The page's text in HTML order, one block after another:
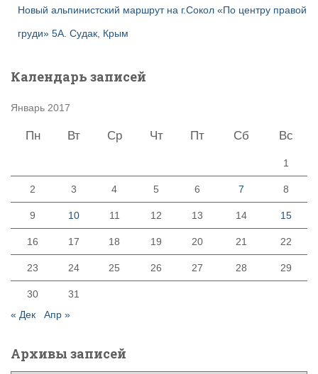
Новый альпинистский маршрут на г.Сокол «По центру правой
груди» 5А. Судак, Крым
Календарь записей
Январь 2017
Пн Вт Ср Чт Пт Сб Вс
1
2 3 4 5 6 7 8
9 10 11 12 13 14 15
16 17 18 19 20 21 22
23 24 25 26 27 28 29
30
31
« Дек
Апр »
Архивы записей